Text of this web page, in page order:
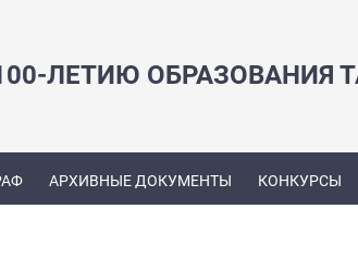
ЛЕТИЮ ОБРАЗОВАНИЯ
АРХИВНЫЕ ДОКУМЕНТЫ КОНКУРСЫ